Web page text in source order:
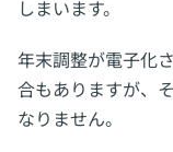
しまいます。
年末調整が電子化
合もありますが、
なりません。